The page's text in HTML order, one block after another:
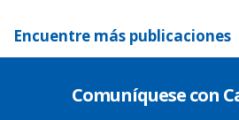
Encuentre más publicaciones
Comuníquese con